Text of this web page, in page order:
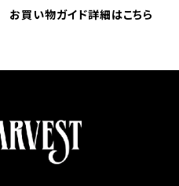
お買い物ガイド詳細はこちら